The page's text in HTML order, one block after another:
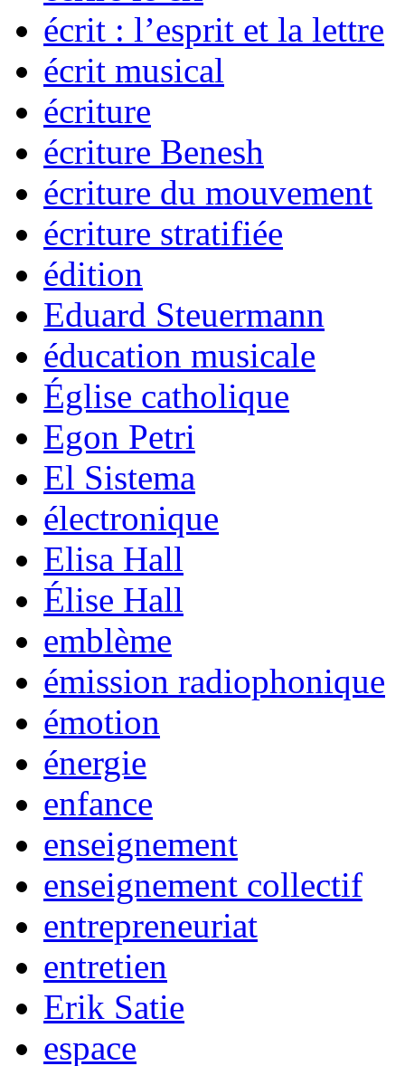
écrit : l’esprit et la lettre
écrit musical
écriture
écriture Benesh
écriture du mouvement
écriture stratifiée
édition
Eduard Steuermann
éducation musicale
Église catholique
Egon Petri
El Sistema
électronique
Elisa Hall
Élise Hall
emblème
émission radiophonique
émotion
énergie
enfance
enseignement
enseignement collectif
entrepreneuriat
entretien
Erik Satie
espace